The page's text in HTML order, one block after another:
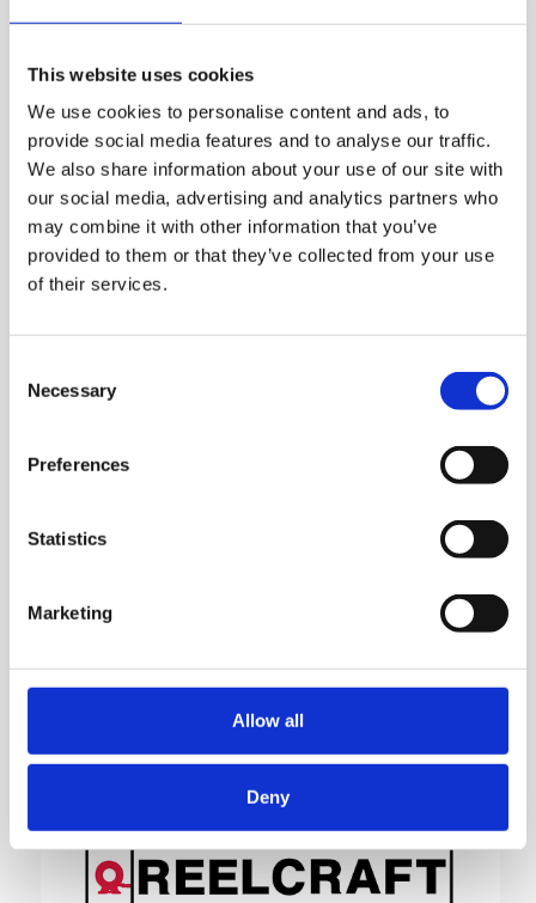
This website uses cookies
We use cookies to personalise content and ads, to
provide social media features and to analyse our traffic.
We also share information about your use of our site with
our social media, advertising and analytics partners who
may combine it with other information that you’ve
provided to them or that they’ve collected from your use
of their services.
Selection
Necessary
Preferences
Statistics
Marketing
Allow all
Deny